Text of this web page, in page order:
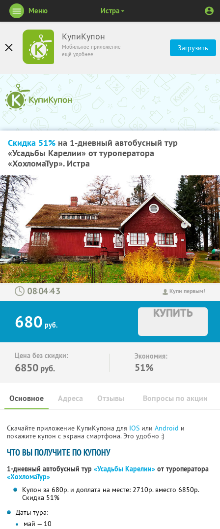
КупиКупон
Мобильное приложение
ещё удобнее
Загрузить
Меню Истра
Скидка 51% на 1-дневный автобусный тур
«Усадьбы Карелии» от туроператора
«ХохломаТур». Истра
Купи первым!
: :
680 руб.
КУПИТЬ
Цена без скидки:
6850 руб.
Экономия:
51%
Основное Отзывы Вопросы по акции
Адреса
Скачайте приложение КупиКупона для IOS или Android и
покажите купон с экрана смартфона. Это удобно :)
ЧТО ВЫ ПОЛУЧИТЕ ПО КУПОНУ
1-дневный автобусный тур «Усадьбы Карелии» от туроператора
«ХохломаТур»
Купон за 680р. и доплата на месте: 2710р. вместо 6850р.
Скидка 51%
Даты тура:
май — 10